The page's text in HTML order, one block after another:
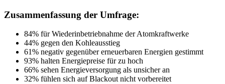
Zusammenfassung der Umfrage:
84% für Wiederinbetriebnahme der Atomkraftwerke
44% gegen den Kohleausstieg
61% negativ gegenüber erneuerbaren Energien gestimmt
93% halten Energiepreise für zu hoch
66% sehen Energieversorgung als unsicher an
32% fühlen sich auf Blackout nicht vorbereitet